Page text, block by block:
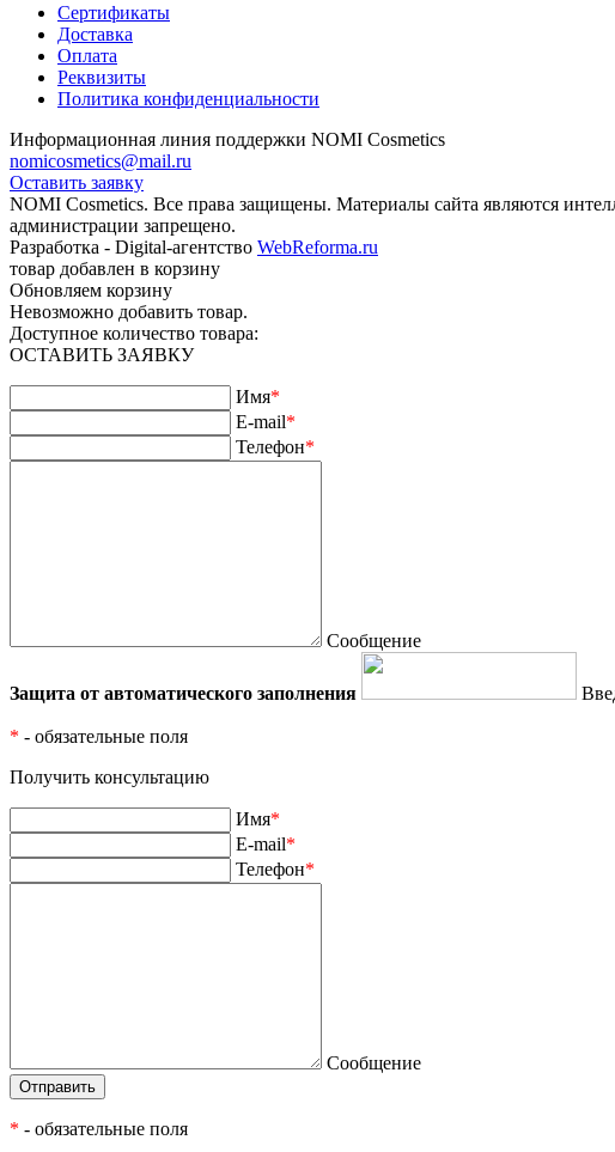
Сертификаты
Доставка
Оплата
Реквизиты
Политика конфиденциальности
Информационная линия поддержки NOMI Сosmetics
nomicosmetics@mail.ru
Оставить заявку
NOMI Сosmetics. Все права защищены. Материалы сайта являются
администрации запрещено.
Разработка - Digital-агентство WebReforma.ru
товар добавлен в корзину
Обновляем корзину
Невозможно добавить товар.
Доступное количество товара:
ОСТАВИТЬ ЗАЯВКУ
Имя*
E-mail*
Телефон*
Сообщение
Защита от автоматического заполнения
* - обязательные поля
Получить консультацию
Имя*
E-mail*
Телефон*
Сообщение
* - обязательные поля